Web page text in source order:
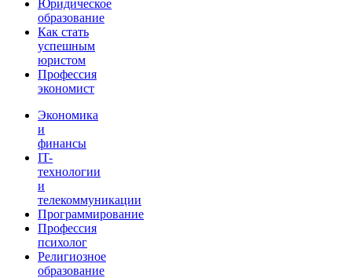
Юридическое
образование
Как стать
успешным
юристом
Профессия
экономист
Экономика
и
финансы
IT-
технологии
и
телекоммуникации
Программирование
Профессия
психолог
Религиозное
образование